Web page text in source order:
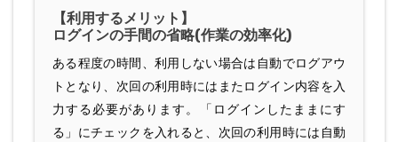
【利用するメリット】
ログインの手間の省略(作業の効率化)
ある程度の時間、利用しない場合は自動でログアウ
トとなり、次回の利用時にはまたログイン内容を入
力する必要があります。「ログインしたままにす
る」にチェックを入れると、次回の利用時には自動